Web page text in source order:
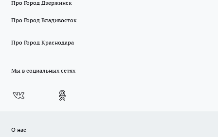
Про Город Дзержинск
Про Город Владивосток
Про Город Краснодара
Мы в социальных сетях
О нас